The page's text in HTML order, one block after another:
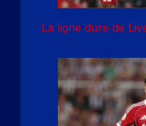
La ligne dure de